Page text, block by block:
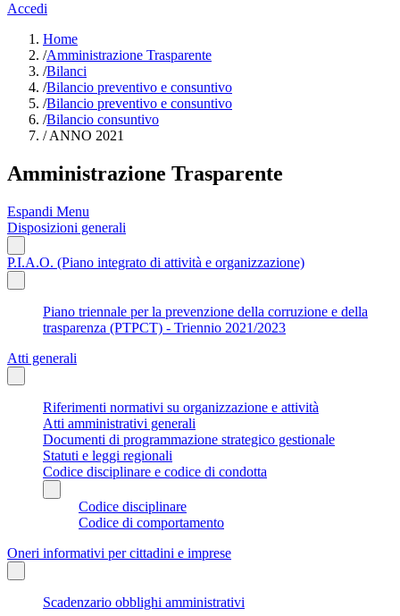
Accedi
Home
/Amministrazione Trasparente
/Bilanci
/Bilancio preventivo e consuntivo
/Bilancio preventivo e consuntivo
/Bilancio consuntivo
/ANNO 2021
Amministrazione Trasparente
Espandi Menu
Disposizioni generali
P.I.A.O. (Piano integrato di attività e organizzazione)
Piano triennale per la prevenzione della corruzione e della
trasparenza (PTPCT) - Triennio 2021/2023
Atti generali
Riferimenti normativi su organizzazione e attività
Atti amministrativi generali
Documenti di programmazione strategico gestionale
Statuti e leggi regionali
Codice disciplinare e codice di condotta
Codice disciplinare
Codice di comportamento
Oneri informativi per cittadini e imprese
Scadenzario obblighi amministrativi